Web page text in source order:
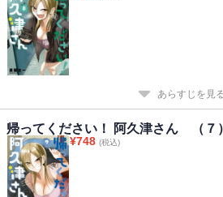
あらすじを見
帰ってください！ 阿久津さん （７）
¥748 (税込)